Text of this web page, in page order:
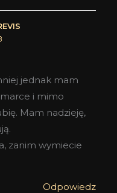
jednak mam
i mimo
Mam nadzieję,
zanim wymiecie
Odpowiedz